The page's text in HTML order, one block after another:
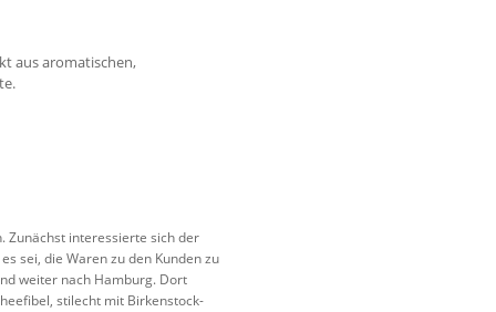
aus aromatischen,
Zunächst interessierte sich der
sei, die Waren zu den Kunden zu
weiter nach Hamburg. Dort
stilecht mit Birkenstock-